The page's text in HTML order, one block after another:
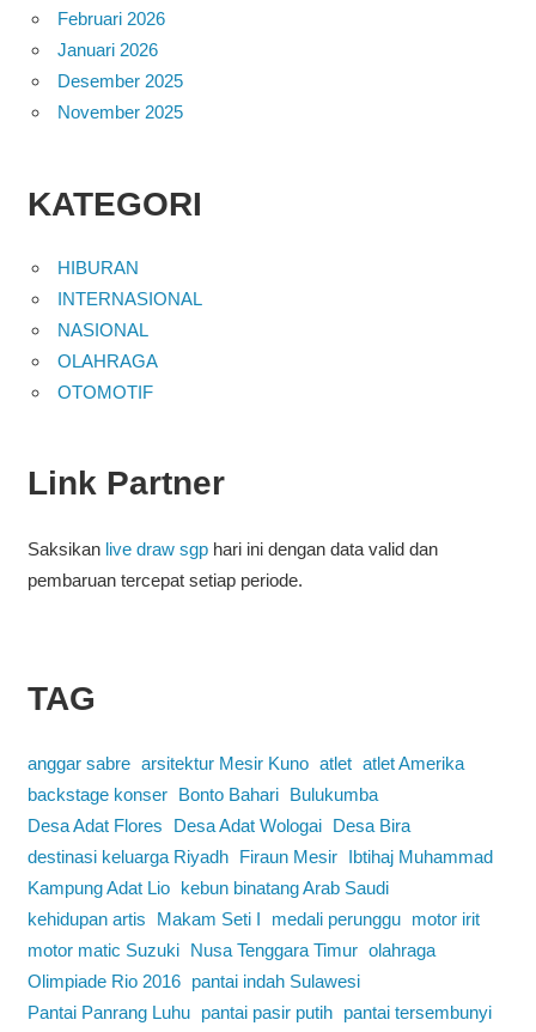
Februari 2026
Januari 2026
Desember 2025
November 2025
KATEGORI
HIBURAN
INTERNASIONAL
NASIONAL
OLAHRAGA
OTOMOTIF
Link Partner
Saksikan live draw sgphari ini dengan data valid dan
pembaruan tercepat setiap periode.
TAG
anggar sabre arsitektur Mesir Kuno atlet atlet Amerika
backstage konser
Bonto Bahari
Bulukumba
Desa Adat Flores
Desa Adat Wologai
Desa Bira
destinasi keluarga Riyadh
Firaun Mesir
Ibtihaj Muhammad
Kampung Adat Lio
kebun binatang Arab Saudi
kehidupan artis
Makam Seti I medali perunggu
motor irit
motor matic Suzuki
Nusa Tenggara Timur olahraga
Olimpiade Rio 2016
pantai indah Sulawesi
Pantai Panrang Luhu
pantai pasir putih pantai tersembunyi